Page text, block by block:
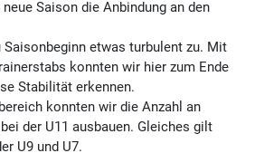
Saison die Anbindung an den
Saisonbeginn etwas turbulent zu. Mit
konnten wir hier zum Ende
Stabilität erkennen.
konnten wir die Anzahl an
der U11 ausbauen. Gleiches gilt
U9 und U7.